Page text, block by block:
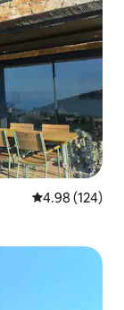
Calificación
4.98 (124)